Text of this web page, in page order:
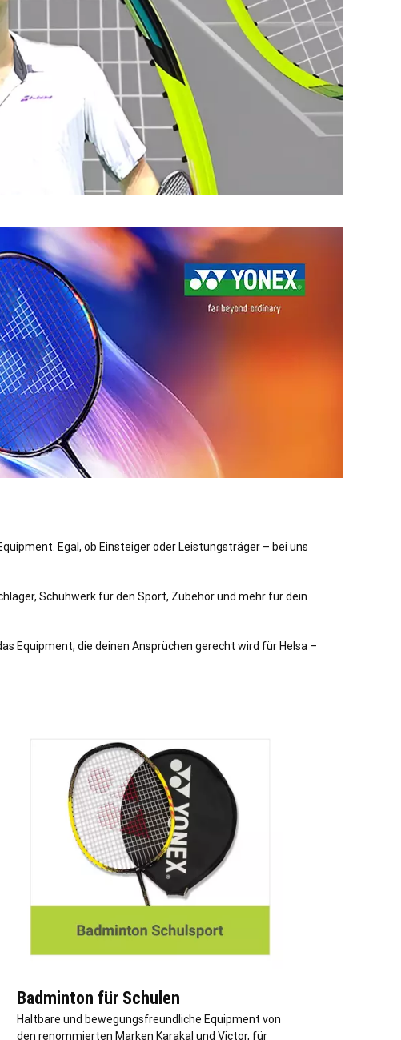
Egal, ob Einsteiger oder Leistungsträger – bei uns
Schuhwerk für den Sport, Zubehör und mehr für dein
Equipment, die deinen Ansprüchen gerecht wird für Helsa –
Badminton für Schulen
Haltbare und bewegungsfreundliche Equipment von
den renommierten Marken Karakal und Victor, für